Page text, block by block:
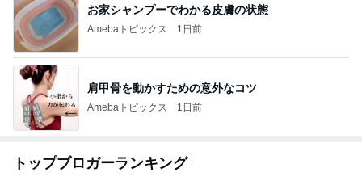
お家シャンプーでわかる皮膚の状態
Amebaトピックス 1日前
肩甲骨を動かすための意外なコツ
Amebaトピックス 1日前
トップブロガーランキング